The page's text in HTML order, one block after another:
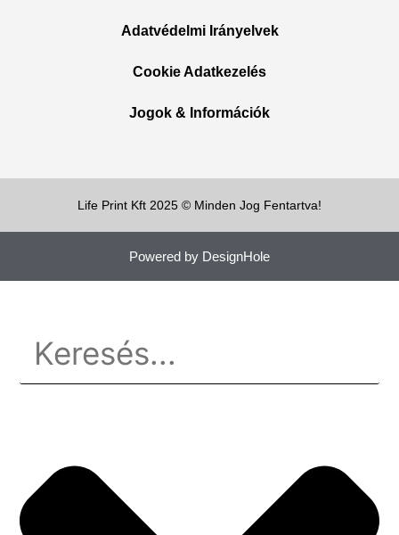
Adatvédelmi Irányelvek
Cookie Adatkezelés
Jogok & Információk
Life Print Kft 2025 © Minden Jog Fentartva!
Powered by DesignHole